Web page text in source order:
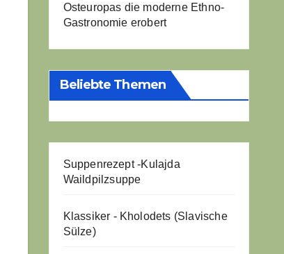
Osteuropas die moderne Ethno-
Gastronomie erobert
Beliebte Themen
Suppenrezept -Kulajda
Waildpilzsuppe
Klassiker - Kholodets (Slavische
Sülze)